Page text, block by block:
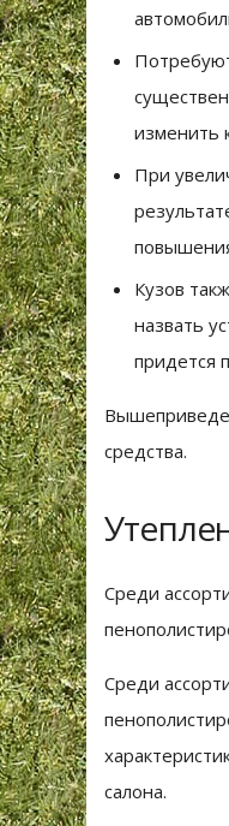
изменить
При
Кузов
назвать
придется
средства.
Среди
Среди
салона.